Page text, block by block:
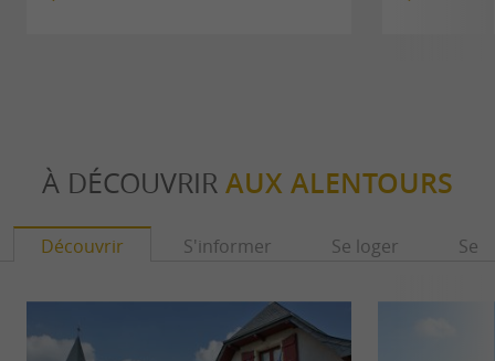
À DÉCOUVRIR AUX ALENTOURS
Découvrir S'informer Se loger Se